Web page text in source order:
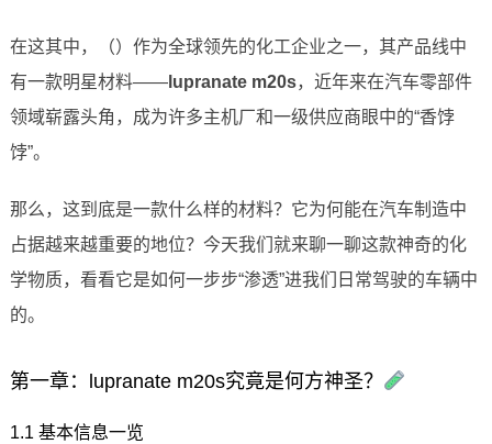
在这其中，（）作为全球领先的化工企业之一，其产品线中
有一款明星材料——lupranate m20s，近年来在汽车零部件
领域崭露头角，成为许多主机厂和一级供应商眼中的“香饽
饽”。
那么，这到底是一款什么样的材料？它为何能在汽车制造中
占据越来越重要的地位？今天我们就来聊一聊这款神奇的化
学物质，看看它是如何一步步“渗透”进我们日常驾驶的车辆中
的。
第一章：lupranate m20s究竟是何方神圣？
1.1 基本信息一览